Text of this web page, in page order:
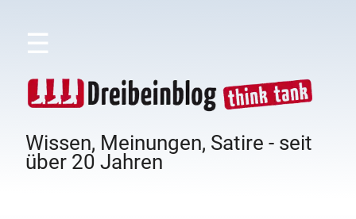
☰
Wissen, Meinungen, Satire - seit
über 20 Jahren